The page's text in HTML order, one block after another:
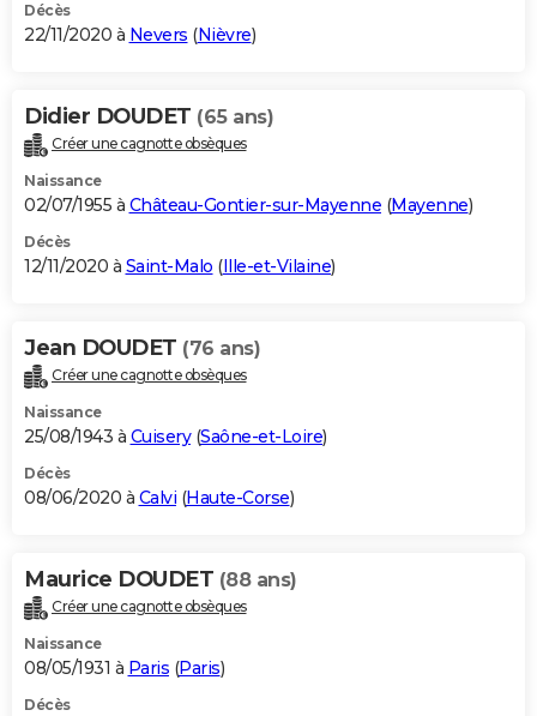
Décès
22/11/2020 à Nevers (Nièvre)
Didier DOUDET (65 ans)
Créer une cagnotte obsèques
Naissance
02/07/1955 à Château-Gontier-sur-Mayenne (Mayenne)
Décès
12/11/2020 à Saint-Malo (Ille-et-Vilaine)
Jean DOUDET (76 ans)
Créer une cagnotte obsèques
Naissance
25/08/1943 à Cuisery(Saône-et-Loire)
Décès
08/06/2020 à Calvi (Haute-Corse)
Maurice DOUDET (88 ans)
Créer une cagnotte obsèques
Naissance
08/05/1931 à Paris (Paris)
Décès